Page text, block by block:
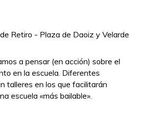
Retiro - Plaza de Daoiz y Velarde
a pensar (en acción) sobre el
en la escuela. Diferentes
talleres en los que facilitarán
escuela «más bailable».